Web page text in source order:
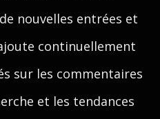
nouvelles entrées et
continuellement
sur les commentaires
et les tendances